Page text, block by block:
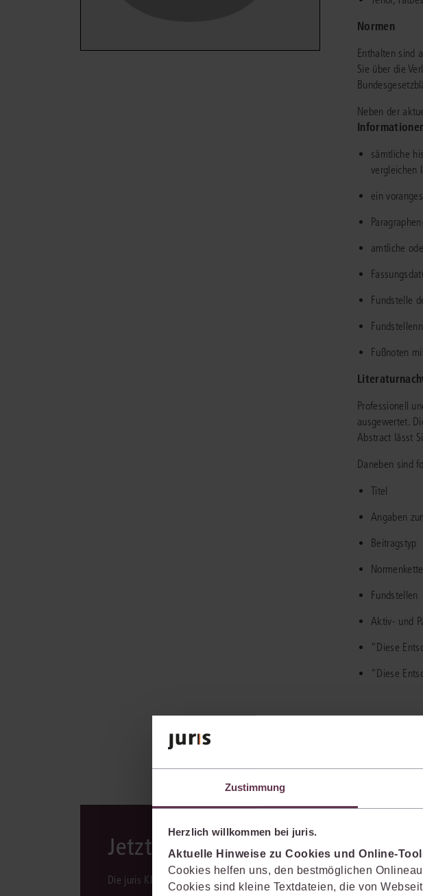
Zustimmung
Herzlich willkommen bei juris.
Aktuelle Hinweise zu Cookies und Online-
Cookies helfen uns, den bestmöglichen
Cookies sind kleine Textdateien, die von
Miet-
Normen
Enthalten sind
Sie über die
Neben der
sämtliche
vergleichen
ein
amtliche
Fundstelle
Fußnoten
Professionell
ausgewertet.
Abstract lässt
Daneben sind
Titel
Angaben
Beitragstyp
Fundstellen
Aktiv- und
"Diese
"Diese
Jetzt mit KI-Unterstützung*
Die juris KI-Suite ist integraler Bestandteil des juris Portals. Profitieren Sie